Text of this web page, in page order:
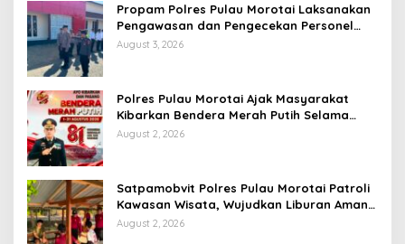
Propam Polres Pulau Morotai Laksanakan
Pengawasan dan Pengecekan Personel
Saat Apel Serah Terima Piket Fungsi
August 3, 2026
Polres Pulau Morotai Ajak Masyarakat
Kibarkan Bendera Merah Putih Selama
Bulan Kemerdekaan
August 2, 2026
Satpamobvit Polres Pulau Morotai Patroli
Kawasan Wisata, Wujudkan Liburan Aman
dan Kondusif
August 2, 2026